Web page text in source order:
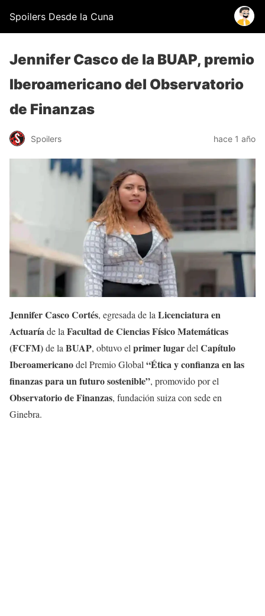
Spoilers Desde la Cuna
Jennifer Casco de la BUAP, premio
Iberoamericano del Observatorio
de Finanzas
Spoilers hace 1 año
Jennifer Casco Cortés, egresada de la Licenciatura en
Actuaríade la Facultad de Ciencias Físico Matemáticas
(FCFM)de la BUAP, obtuvo el primer lugardel Capítulo
Iberoamericanodel Premio Global “Ética y confianza en las
finanzas para un futuro sostenible”, promovido por el
Observatorio de Finanzas, fundación suiza con sede en
Ginebra.